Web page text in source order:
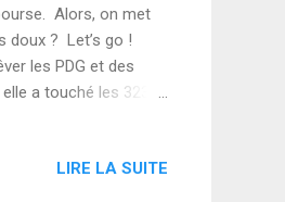
Alors, on met
doux ? Let’s go !
les PDG et des
a touché les 323 €
rien que ça !
LIRE LA SUITE